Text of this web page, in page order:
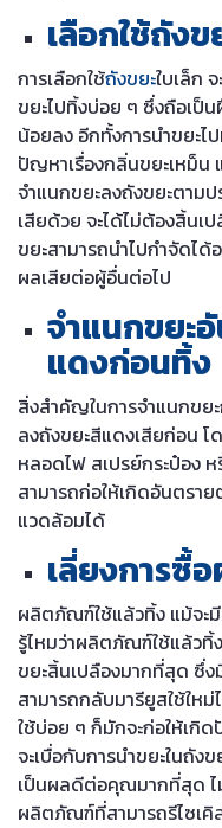
เลือกใช้ถังข
การเลือกใช้ถังขยะใบเล็ก
ขยะไปทิ้งบ่อย ๆ ซึ่งถือเป็
น้อยลง อีกทั้งการนำขยะ
ปัญหาเรื่องกลิ่นขยะเหม็น
จำแนกขยะลงถังขยะตามป
เสียด้วย จะได้ไม่ต้องสิ้นเ
ขยะสามารถนำไปกำจัดได้
ผลเสียต่อผู้อื่นต่อไป
จำแนกขยะ
แดงก่อนทิ้ง
สิ่งสำคัญในการจำแนกขย
ลงถังขยะสีแดงเสียก่อน
หลอดไฟ สเปรย์กระป๋อง ห
สามารถก่อให้เกิดอันตรา
แวดล้อมได้
เลี่ยงการซื้
ผลิตภัณฑ์ใช้แล้วทิ้ง แม้จะ
รู้ไหมว่าผลิตภัณฑ์ใช้แล้ว
ขยะสิ้นเปลืองมากที่สุด ซึ่ง
สามารถกลับมารียูสใช้ให
ใช้บ่อย ๆ ก็มักจะก่อให้เ
จะเบื่อกับการนำขยะในถัง
เป็นผลดีต่อคุณมากที่สุด ไ
ผลิตภัณฑ์ที่สามารถรีไซเคิ